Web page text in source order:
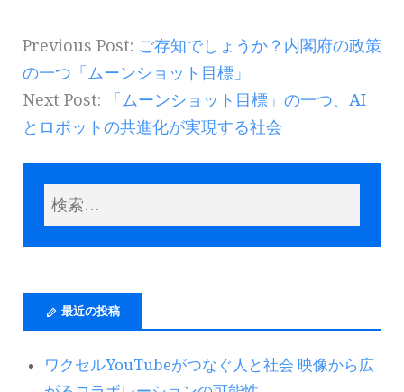
Previous Post: ご存知でしょうか？内閣府の政策
の一つ「ムーンショット目標」
Next Post:
「ムーンショット目標」の一つ、AI
とロボットの共進化が実現する社会
最近の投稿
ワクセルYouTubeがつなぐ人と社会 映像から広